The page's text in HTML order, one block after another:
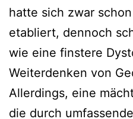
hatte sich zwar
etabliert, dennoch
wie eine finstere
Weiterdenken von
Allerdings, eine
die durch